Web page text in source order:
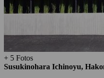
+ 5 Fotos
Susukinohara Ichinoyu,